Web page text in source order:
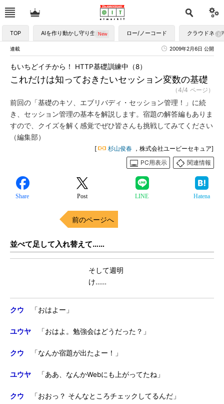
TOP AIを作り動かし守り生かす ロー/ノーコード クラウドネイ
連載 2009年2月6日 公開
これだけは知っておきたいセッション変数の基礎
もいちどイチから！ HTTP基礎訓練中（8）
（4/4 ページ）
前回の「基礎のキソ、エブリバディ・セッション管理！」に続
き、セッション管理の基本を解説します。宿題の解答編もありま
すので、クイズを解く感覚でぜひ皆さんも挑戦してみてください
（編集部）
[ 杉山俊春 ，株式会社ユービーセキュア]
PC用表示
関連情報
Share Post LINE Hatena
前のページへ
並べて足して入れ替えて……
そして週明
け……
クウ 「おはよー」
ユウヤ 「おはよ。勉強会はどうだった？」
クウ 「なんか宿題が出たよー！」
ユウヤ 「ああ、なんかWebにも上がってたね」
クウ 「おおっ？ そんなところチェックしてるんだ」